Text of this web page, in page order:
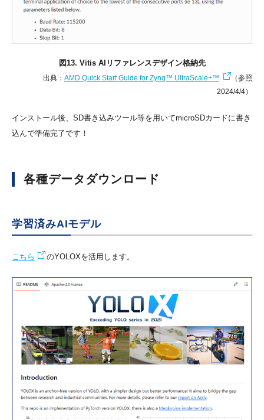
図13. Vitis AIリファレンスデザイン格納先
出典： AMD Quick Start Guide for Zynq™ UltraScale+™
（参照
2024/4/4）
インストール後、SD書き込みツール等を用いてmicroSDカードに書き
込んで準備完了です！
各種データダウンロード
学習済みAIモデル
こちら のYOLOXを活用します。